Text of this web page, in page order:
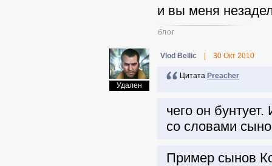
и вы меня
блог
Удален
Vlod Bellic 30 Окт 2010
Цитата Preacher
чего он
со словами
Пример сынов